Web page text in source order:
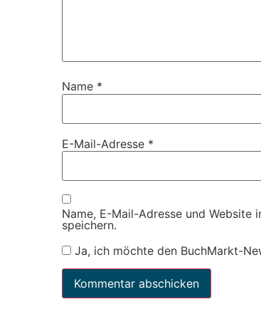
Name *
E-Mail-Adresse *
Name, E-Mail-Adresse und Website
speichern.
Ja, ich möchte den BuchMarkt-